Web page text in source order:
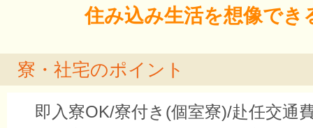
住み込み生活を想像でき
寮・社宅のポイント
即入寮OK/寮付き(個室寮)/赴任交通